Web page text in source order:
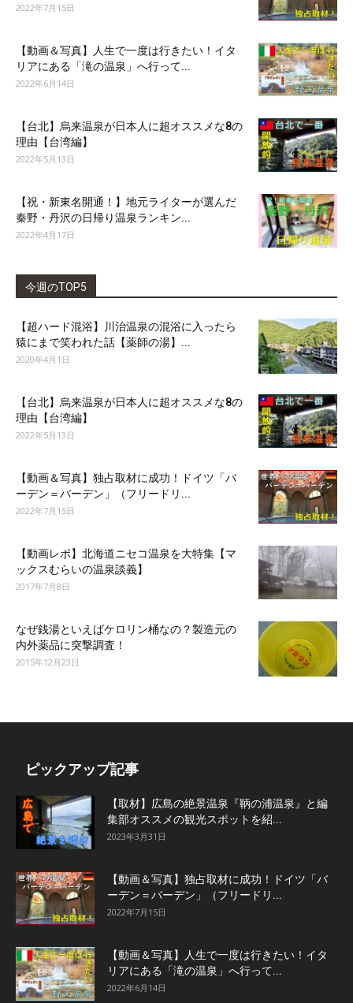
2022年7月15日
【動画＆写真】人生で一度は行きたい！イタ
リアにある「滝の温泉」へ行って...
2022年6月14日
【台北】烏来温泉が日本人に超オススメな8の
理由【台湾編】
2022年5月13日
【祝・新東名開通！】地元ライターが選んだ
秦野・丹沢の日帰り温泉ランキン...
2022年4月17日
今週のTOP5
【超ハード混浴】川治温泉の混浴に入ったら
猿にまで笑われた話【薬師の湯】...
2020年4月1日
【台北】烏来温泉が日本人に超オススメな8の
理由【台湾編】
2022年5月13日
【動画＆写真】独占取材に成功！ドイツ「バ
ーデン＝バーデン」（フリードリ...
2022年7月15日
【動画レポ】北海道ニセコ温泉を大特集【マ
ックスむらいの温泉談義】
2017年7月8日
なぜ銭湯といえばケロリン桶なの？製造元の
内外薬品に突撃調査！
2015年12月23日
ピックアップ記事
【取材】広島の絶景温泉『鞆の浦温泉』と編
集部オススメの観光スポットを紹...
2023年3月31日
【動画＆写真】独占取材に成功！ドイツ「バ
ーデン＝バーデン」（フリードリ...
2022年7月15日
【動画＆写真】人生で一度は行きたい！イタ
リアにある「滝の温泉」へ行って...
2022年6月14日